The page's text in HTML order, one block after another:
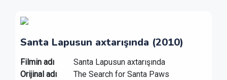
Santa Lapusun axtarışında (2010)
Filmin adı
Santa Lapusun axtarışında
Orijinal adı
The Search for Santa Paws